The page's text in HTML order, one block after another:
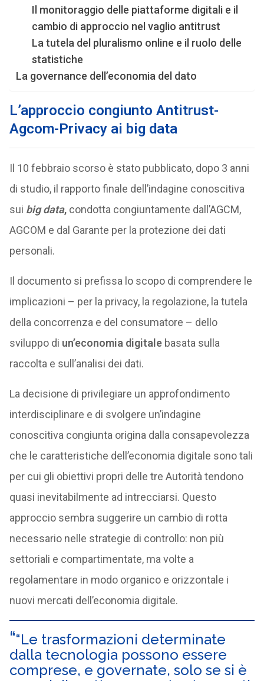
Il monitoraggio delle piattaforme digitali e il
cambio di approccio nel vaglio antitrust
La tutela del pluralismo online e il ruolo delle
statistiche
La governance dell’economia del dato
L’approccio congiunto Antitrust-
Agcom-Privacy ai big data
Il 10 febbraio scorso è stato pubblicato, dopo 3 anni
di studio, il rapporto finale dell’indagine conoscitiva
sui big data,condotta congiuntamente dall’AGCM,
AGCOM e dal Garante per la protezione dei dati
personali.
Il documento si prefissa lo scopo di comprendere le
implicazioni – per la privacy, la regolazione, la tutela
della concorrenza e del consumatore – dello
sviluppo di un’economia digitalebasata sulla
raccolta e sull’analisi dei dati.
La decisione di privilegiare un approfondimento
interdisciplinare e di svolgere un’indagine
conoscitiva congiunta origina dalla consapevolezza
che le caratteristiche dell’economia digitale sono tali
per cui gli obiettivi propri delle tre Autorità tendono
quasi inevitabilmente ad intrecciarsi. Questo
approccio sembra suggerire un cambio di rotta
necessario nelle strategie di controllo: non più
settoriali e compartimentate, ma volte a
regolamentare in modo organico e orizzontale i
nuovi mercati dell’economia digitale.
“Le trasformazioni determinate
dalla tecnologia possono essere
comprese, e governate, solo se si è